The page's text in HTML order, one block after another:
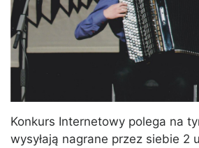
Konkurs Internetowy polega na
wysyłają nagrane przez siebie 2